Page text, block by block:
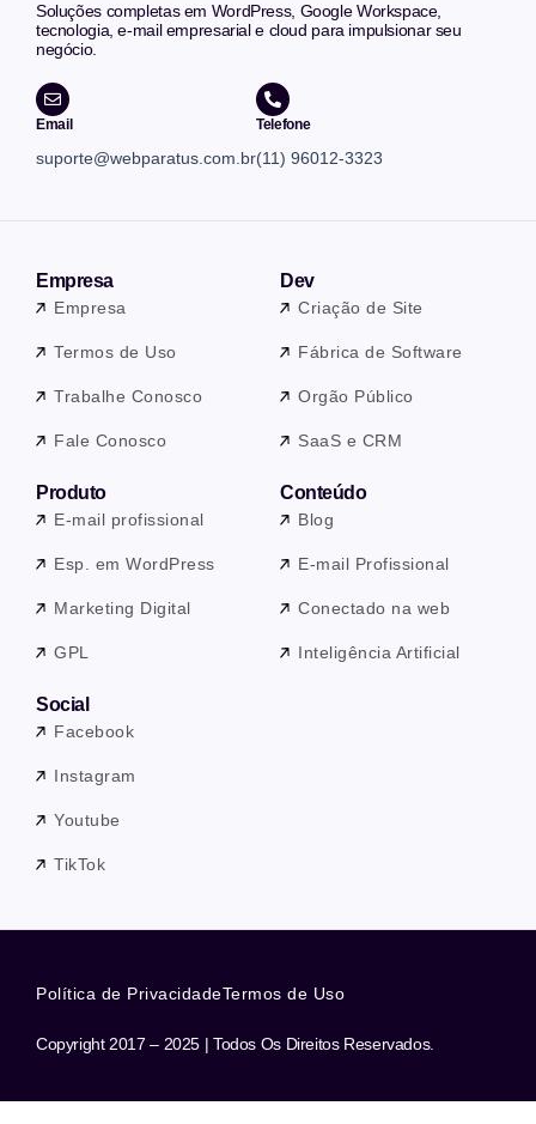
Soluções completas em WordPress, Google Workspace,
tecnologia, e-mail empresarial e cloud para impulsionar seu
negócio.
Email
suporte@webparatus.com.br
Telefone
(11) 96012-3323
Empresa
Empresa
Termos de Uso
Trabalhe Conosco
Fale Conosco
Dev
Criação de Site
Fábrica de Software
Orgão Público
SaaS e CRM
Produto
E-mail profissional
Esp. em WordPress
Marketing Digital
GPL
Conteúdo
Blog
E-mail Profissional
Conectado na web
Inteligência Artificial
Social
Facebook
Instagram
Youtube
TikTok
Copyright 2017 – 2025 | Todos Os Direitos Reservados.
Política de PrivacidadeTermos de Uso